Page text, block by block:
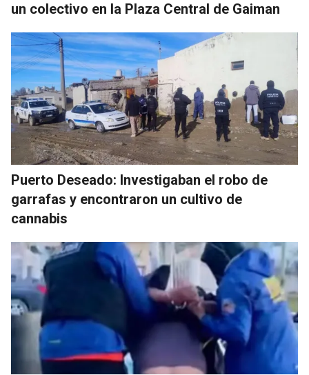
un colectivo en la Plaza Central de Gaiman
Puerto Deseado: Investigaban el robo de
garrafas y encontraron un cultivo de
cannabis